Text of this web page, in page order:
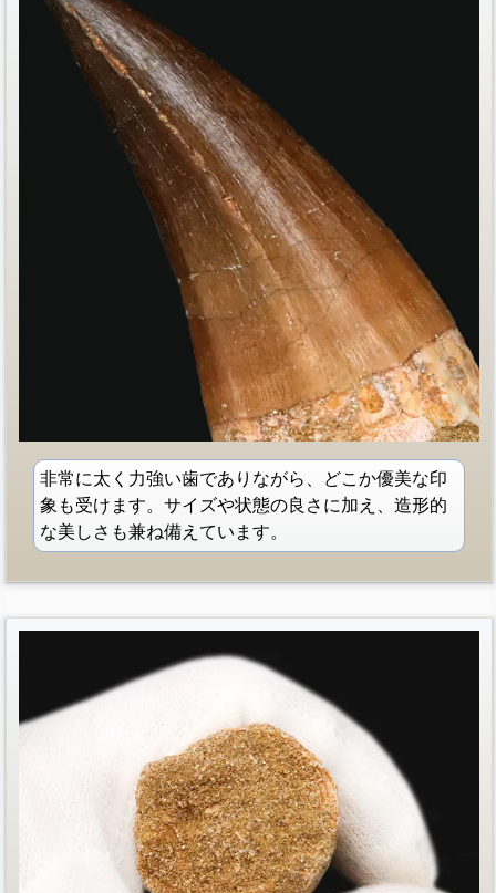
非常に太く力強い歯でありながら、どこか優美な印
象も受けます。サイズや状態の良さに加え、造形的
な美しさも兼ね備えています。